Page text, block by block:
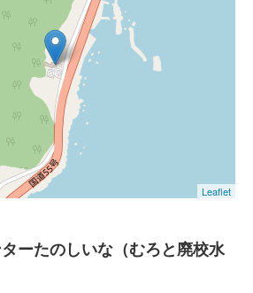
Leaflet
ーたのしいな（むろと廃校水